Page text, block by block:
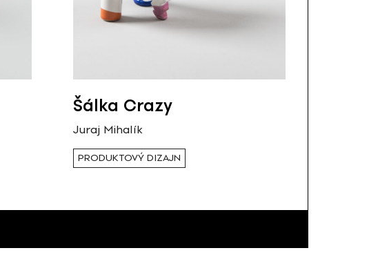
Šálka Crazy
Juraj Mihalík
PRODUKTOVÝ DIZAJN